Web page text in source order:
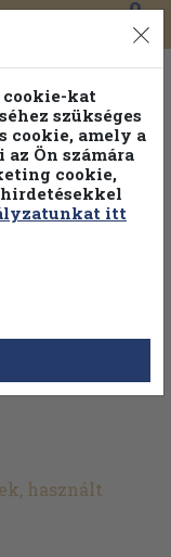
0
használt
cookie-kat
szükséges
cookie, amely a
Ön számára
cookie,
itt